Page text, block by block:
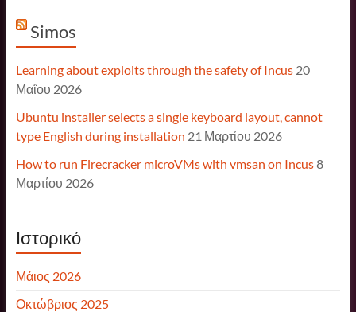
Simos
Learning about exploits through the safety of Incus 20
Μαΐου 2026
Ubuntu installer selects a single keyboard layout, cannot
type English during installation 21 Μαρτίου 2026
How to run Firecracker microVMs with vmsan on Incus8
Μαρτίου 2026
Ιστορικό
Μάιος 2026
Οκτώβριος 2025